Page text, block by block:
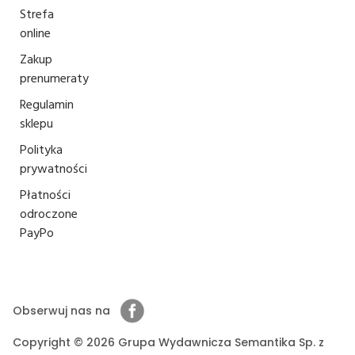
Strefa
online
Zakup
prenumeraty
Regulamin
sklepu
Polityka
prywatności
Płatności
odroczone
PayPo
Obserwuj nas na
Copyright © 2026 Grupa Wydawnicza Semantika Sp. z